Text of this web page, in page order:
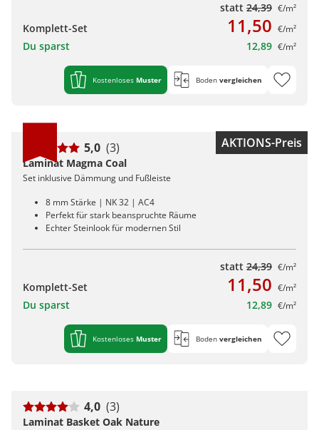
statt 24,39 €/m²
Komplett-Set 11,50 €/m²
Du sparst 12,89 €/m²
Kostenloses Muster Boden vergleichen
AKTIONS-Preis
5,0 (3)
Laminat Magma Coal
Set inklusive Dämmung und Fußleiste
8 mm Stärke | NK 32 | AC4
Perfekt für stark beanspruchte Räume
Echter Steinlook für modernen Stil
statt 24,39 €/m²
Komplett-Set 11,50 €/m²
Du sparst 12,89 €/m²
Kostenloses Muster Boden vergleichen
4,0 (3)
Laminat Basket Oak Nature